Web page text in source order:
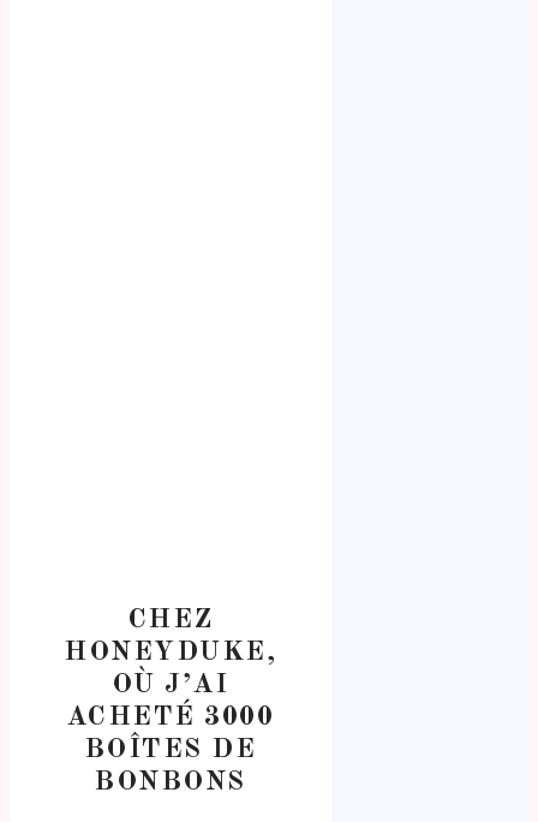
CHEZ
HONEYDUKE,
OÙ J’AI
ACHETÉ 3000
BOÎTES DE
BONBONS